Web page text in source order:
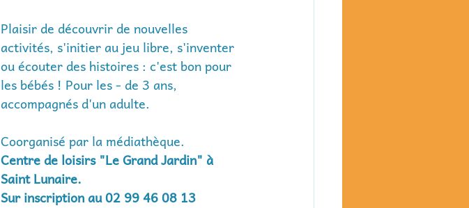
Plaisir de découvrir de nouvelles
activités, s'initier au jeu libre, s'inventer
ou écouter des histoires : c'est bon pour
les bébés !­ Pour les - de 3 ans,
accompagnés d'un adulte.
Coorganisé par la médiathèque.
Centre de loisirs "Le Grand Jardin" à
Saint Lunaire.
Sur inscription au 02 99 46 08 13